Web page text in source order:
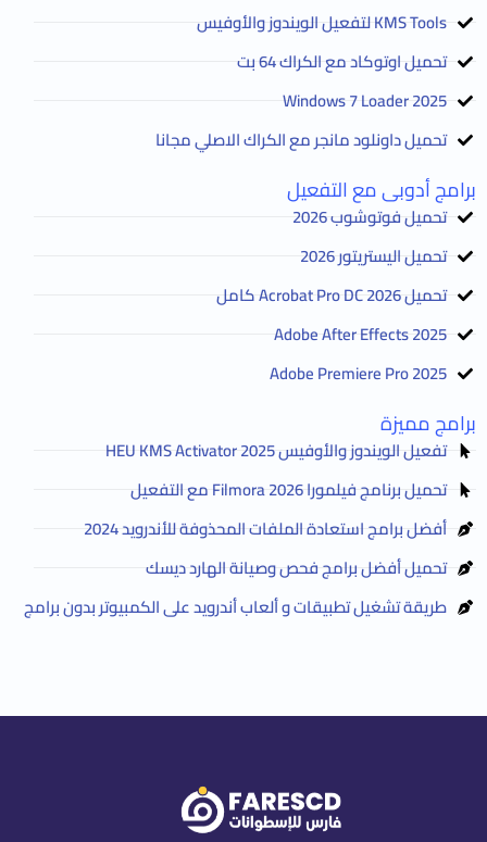
KMS Tools لتفعيل الويندوز والأوفيس
تحميل اوتوكاد مع الكراك 64 بت
2025 Windows 7 Loader
تحميل داونلود مانجر مع الكراك الاصلي مجانا
برامج أدوبى مع التفعيل
تحميل فوتوشوب 2026
تحميل اليستريتور 2026
تحميل Acrobat Pro DC 2026 كامل
Adobe After Effects 2025
Adobe Premiere Pro 2025
برامج مميزة
تفعيل الويندوز والأوفيس HEU KMS Activator 2025
تحميل برنامج فيلمورا Filmora 2026 مع التفعيل
أفضل برامج استعادة الملفات المحذوفة للأندرويد 2024
تحميل أفضل برامج فحص وصيانة الهارد ديسك
طريقة تشغيل تطبيقات و ألعاب أندرويد على الكمبيوتر بدون برامج